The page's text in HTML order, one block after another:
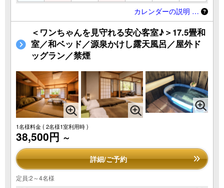
カレンダーの説明 …
＜ワンちゃんを見守れる安心客室♪＞17.5畳和
室／和ベッド／源泉かけし露天風呂／屋外ド
ッグラン／禁煙
1名様料金( 2名様1室利用時 )
38,500円 ～
詳細/ご予約
定員:2～4名様